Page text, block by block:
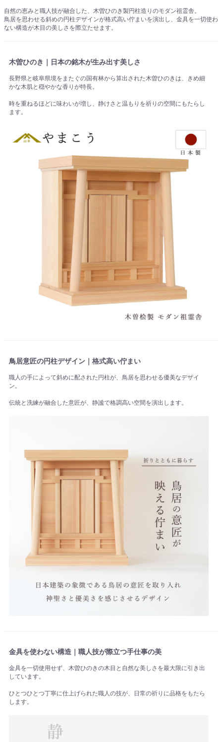
自然の恵みと職人技が融合した、木曽ひのき製円柱造りのモダン祖霊舎。
鳥居を思わせる斜めの円柱デザインが格式高い佇まいを演出し、金具を一切使わ
ない構造が木目の美しさを際立たせます。
木曽ひのき｜日本の銘木が生み出す美しさ
長野県と岐阜県境をまたぐの国有林から算出された木曽ひのきは、きめ細
かな木肌と穏やかな香りが特長。
時を重ねるほどに味わいが増し、静けさと温もりを祈りの空間にもたらし
ます。
鳥居意匠の円柱デザイン｜格式高い佇まい
職人の手によって斜めに配された円柱が、鳥居を思わせる優美なデザイ
ン。
伝統と洗練が融合した意匠が、静謐で格調高い空間を演出します。
金具を使わない構造｜職人技が際立つ手仕事の美
金具を一切使用せず、木曽ひのきの木目と自然な美しさを最大限に引き出
しています。
ひとつひとつ丁寧に仕上げられた職人の技が、日常の祈りに品格をもたら
します。